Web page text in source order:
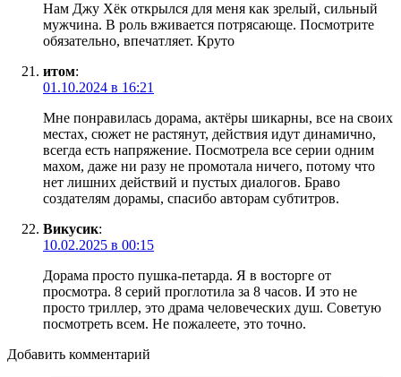
Нам Джу Хëк открылся для меня как зрелый, сильный
мужчина. В роль вживается потрясающе. Посмотрите
обязательно, впечатляет. Круто
итом:
01.10.2024 в 16:21
Мне понравилась дорама, актёры шикарны, все на своих
местах, сюжет не растянут, действия идут динамично,
всегда есть напряжение. Посмотрела все серии одним
махом, даже ни разу не промотала ничего, потому что
нет лишних действий и пустых диалогов. Браво
создателям дорамы, спасибо авторам субтитров.
Викусик:
10.02.2025 в 00:15
Дорама просто пушка-петарда. Я в восторге от
просмотра. 8 серий проглотила за 8 часов. И это не
просто триллер, это драма человеческих душ. Советую
посмотреть всем. Не пожалеете, это точно.
Добавить комментарий